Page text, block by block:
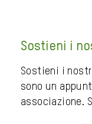
Sostieni i
Sostieni i
sono un
associazione.